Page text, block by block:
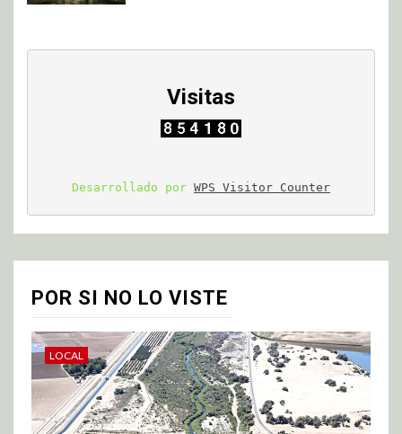
Visitas
Desarrollado por WPS Visitor Counter
POR SI NO LO VISTE
LOCAL